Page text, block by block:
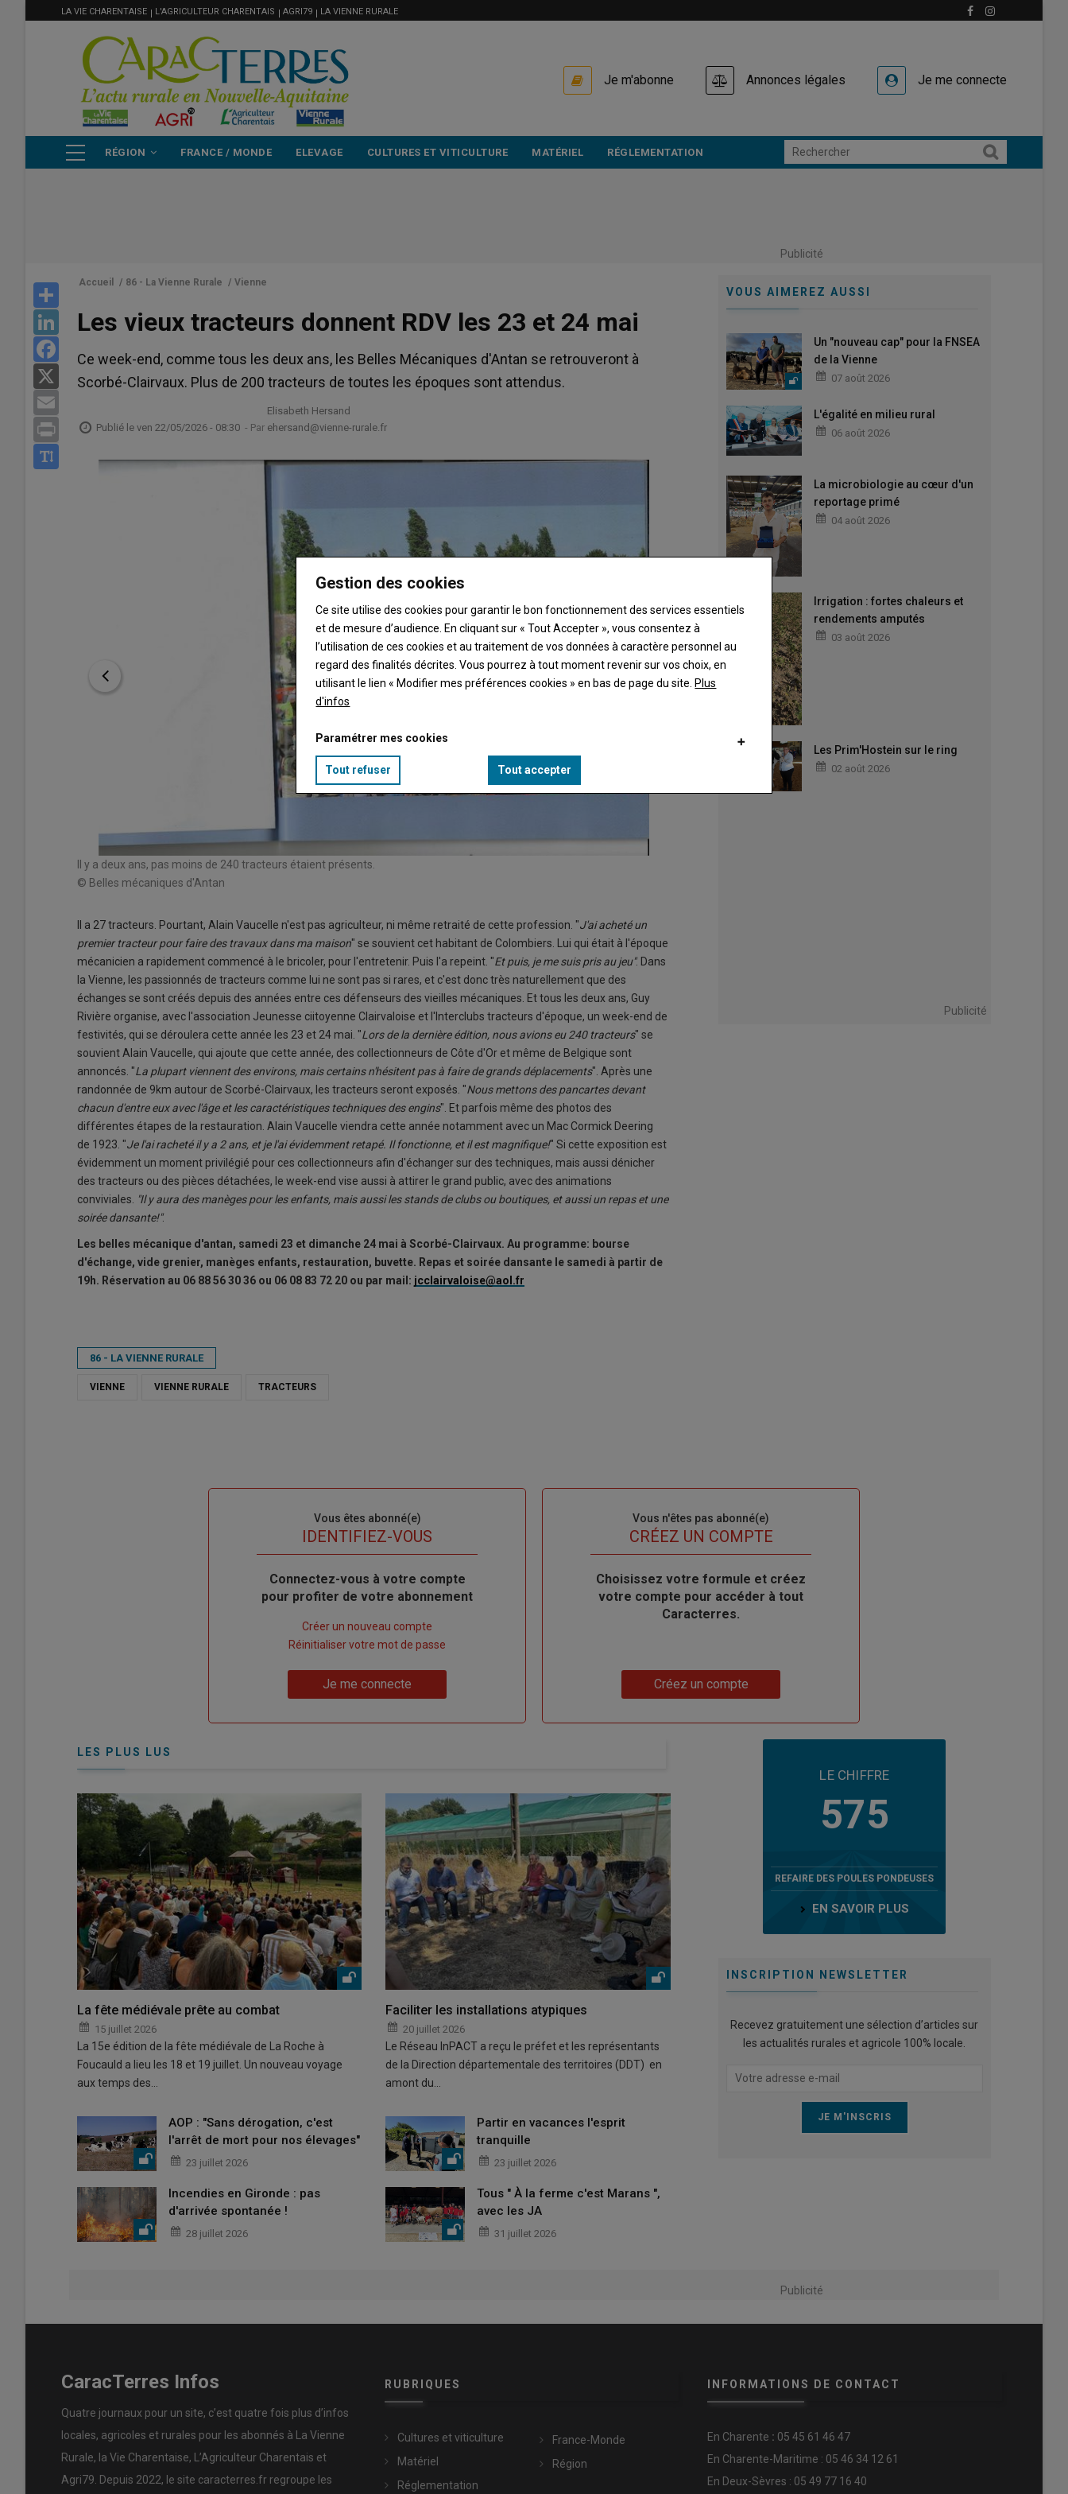
MENU
FILIÈRE
LA VIE CHARENTAISE L'AGRICULTEUR CHARENTAIS AGRI79 LA VIENNE RURALE
Je m'abonne Annonces légales Je me connecte
PRINCIPALE
RÉGION FRANCE / MONDE ELEVAGE CULTURES ET VITICULTURE MATÉRIEL RÉGLEMENTATION
Publicité
LinkedIn
Print
Accueil / 86 - La Vienne Rurale / Vienne
Les vieux tracteurs donnent RDV les 23 et 24 mai
Ce week-end, comme tous les deux ans, les Belles Mécaniques d'Antan se retrouveront à
Scorbé-Clairvaux. Plus de 200 tracteurs de toutes les époques sont attendus.
Publié le ven 22/05/2026 - 08:30 - Par
Elisabeth Hersand
ehersand@vienne-rurale.fr
Il y a deux ans, pas moins de 240 tracteurs étaient présents.
© Belles mécaniques d'Antan
Il a 27 tracteurs. Pourtant, Alain Vaucelle n'est pas agriculteur, ni même retraité de cette profession. "J'ai acheté un
premier tracteur pour faire des travaux dans ma maison" se souvient cet habitant de Colombiers. Lui qui était à l'époque
mécanicien a rapidement commencé à le bricoler, pour l'entretenir. Puis l'a repeint. "Et puis, je me suis pris au jeu". Dans
la Vienne, les passionnés de tracteurs comme lui ne sont pas si rares, et c'est donc très naturellement que des
échanges se sont créés depuis des années entre ces défenseurs des vieilles mécaniques. Et tous les deux ans, Guy
Rivière organise, avec l'association Jeunesse ciitoyenne Clairvaloise et l'Interclubs tracteurs d'époque, un week-end de
festivités, qui se déroulera cette année les 23 et 24 mai. "Lors de la dernière édition, nous avions eu 240 tracteurs" se
souvient Alain Vaucelle, qui ajoute que cette année, des collectionneurs de Côte d'Or et même de Belgique sont
annoncés. "La plupart viennent des environs, mais certains n'hésitent pas à faire de grands déplacements". Après une
randonnée de 9km autour de Scorbé-Clairvaux, les tracteurs seront exposés. "Nous mettons des pancartes devant
chacun d'entre eux avec l'âge et les caractéristiques techniques des engins". Et parfois même des photos des
différentes étapes de la restauration. Alain Vaucelle viendra cette année notamment avec un Mac Cormick Deering
de 1923. "Je l'ai racheté il y a 2 ans, et je l'ai évidemment retapé. Il fonctionne, et il est magnifique!" Si cette exposition est
évidemment un moment privilégié pour ces collectionneurs afin d'échanger sur des techniques, mais aussi dénicher
des tracteurs ou des pièces détachées, le week-end vise aussi à attirer le grand public, avec des animations
conviviales.
"Il y aura des manèges pour les enfants, mais aussi les stands de clubs ou boutiques, et aussi un repas et une
soirée dansante!".
Les belles mécanique d'antan, samedi 23 et dimanche 24 mai à Scorbé-Clairvaux. Au programme: bourse
d'échange, vide grenier, manèges enfants, restauration, buvette. Repas et soirée dansante le samedi à partir de
19h. Réservation au 06 88 56 30 36 ou 06 08 83 72 20 ou par mail: jcclairvaloise@aol.fr
86 - LA VIENNE RURALE
VIENNE VIENNE RURALE TRACTEURS
VOUS AIMEREZ AUSSI
Un "nouveau cap" pour la FNSEA
de la Vienne
07 août 2026
L'égalité en milieu rural
06 août 2026
La microbiologie au cœur d'un
reportage primé
04 août 2026
Irrigation : fortes chaleurs et
rendements amputés
03 août 2026
Les Prim'Hostein sur le ring
02 août 2026
Publicité
Vous êtes abonné(e)
IDENTIFIEZ-VOUS
Body
Connectez-vous à votre compte
pour profiter de votre abonnement
compte"
Créer un nouveau compte
Réinitialiser votre mot de passe
Je me connecte
Vous n'êtes pas abonné(e)
TITRECRÉEZ UN COMPTE
Body
Choisissez votre formule et créez
votre compte pour accéder à tout
Caracterres.
Créez un compte
LES PLUS LUS
La fête médiévale prête au combat
15 juillet 2026
La 15e édition de la fête médiévale de La Roche à
Foucauld a lieu les 18 et 19 juillet. Un nouveau voyage
aux temps des…
Faciliter les installations atypiques
20 juillet 2026
Le Réseau InPACT a reçu le préfet et les représentants
de la Direction départementale des territoires (DDT) en
amont du…
AOP : "Sans dérogation, c'est
l'arrêt de mort pour nos élevages"
23 juillet 2026
Partir en vacances l'esprit
tranquille
23 juillet 2026
Incendies en Gironde : pas
d'arrivée spontanée !
28 juillet 2026
Tous " À la ferme c'est Marans ",
avec les JA
31 juillet 2026
LE CHIFFRE
575
REFAIRE DES POULES PONDEUSES
EN SAVOIR PLUS
INSCRIPTION NEWSLETTER
Recevez gratuitement une sélection d’articles sur
les actualités rurales et agricole 100% locale.
Publicité
CaracTerres Infos
Quatre journaux pour un site, c’est quatre fois plus d’infos
locales, agricoles et rurales pour les abonnés à La Vienne
Rurale, la Vie Charentaise, L’Agriculteur Charentais et
Agri79. Depuis 2022, le site caracterres.fr regroupe les
RUBRIQUES
Cultures et viticulture
Matériel
Réglementation
France-Monde
Région
INFORMATIONS DE CONTACT
En Charente : 05 45 61 46 47
En Charente-Maritime : 05 46 34 12 61
En Deux-Sèvres : 05 49 77 16 40
Gestion des cookies
Ce site utilise des cookies pour garantir le bon fonctionnement des services essentiels
et de mesure d’audience. En cliquant sur « Tout Accepter », vous consentez à
l’utilisation de ces cookies et au traitement de vos données à caractère personnel au
regard des finalités décrites. Vous pourrez à tout moment revenir sur vos choix, en
utilisant le lien « Modifier mes préférences cookies » en bas de page du site.Plus
d'infos
Paramétrer mes cookies
Tout refuser Tout accepter